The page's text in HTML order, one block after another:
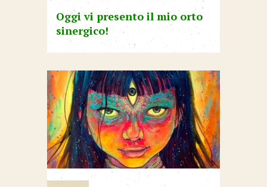
Oggi vi presento il mio orto
sinergico!